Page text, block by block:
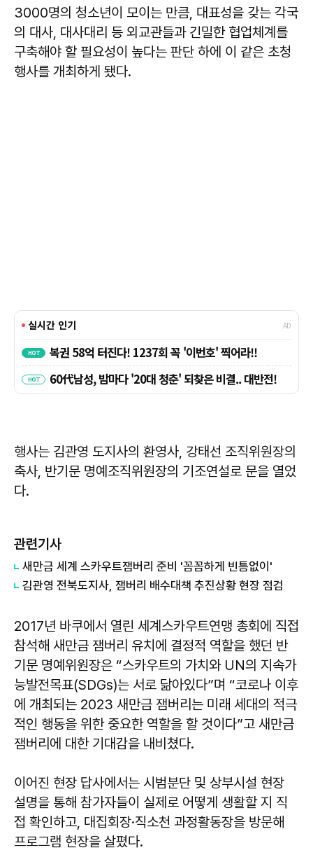
3000명의 청소년이 모이는 만큼, 대표성을 갖는 각국
의 대사, 대사대리 등 외교관들과 긴밀한 협업체계를
구축해야 할 필요성이 높다는 판단 하에 이 같은 초청
행사를 개최하게 됐다.
행사는 김관영 도지사의 환영사, 강태선 조직위원장의
축사, 반기문 명예조직위원장의 기조연설로 문을 열었
다.
관련기사
새만금 세계 스카우트잼버리 준비 '꼼꼼하게 빈틈없이'
김관영 전북도지사, 잼버리 배수대책 추진상황 현장 점검
2017년 바쿠에서 열린 세계스카우트연맹 총회에 직접
참석해 새만금 잼버리 유치에 결정적 역할을 했던 반
기문 명예위원장은 “스카우트의 가치와 UN의 지속가
능발전목표(SDGs)는 서로 닮아있다”며 “코로나 이후
에 개최되는 2023 새만금 잼버리는 미래 세대의 적극
적인 행동을 위한 중요한 역할을 할 것이다”고 새만금
잼버리에 대한 기대감을 내비쳤다.
이어진 현장 답사에서는 시범분단 및 상부시설 현장
설명을 통해 참가자들이 실제로 어떻게 생활할 지 직
접 확인하고, 대집회장·직소천 과정활동장을 방문해
프로그램 현장을 살폈다.